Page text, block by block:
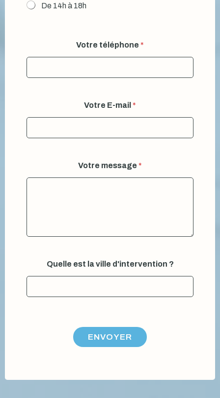
De 14h à 18h
Votre téléphone *
Votre E-mail *
Votre message *
Quelle est la ville d'intervention ?
ENVOYER